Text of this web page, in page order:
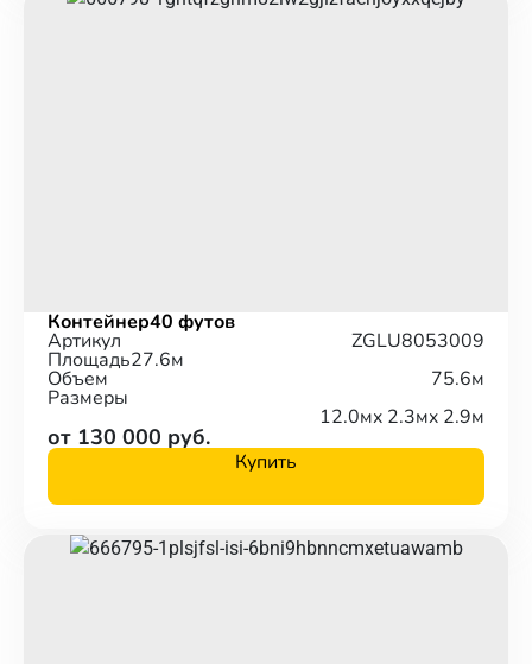
Контейнер40 футов
Артикул ZGLU8053009
Площадь27.6м
Объем 75.6м
Размеры
12.0мx 2.3мx 2.9м
от 130 000 руб.
Купить